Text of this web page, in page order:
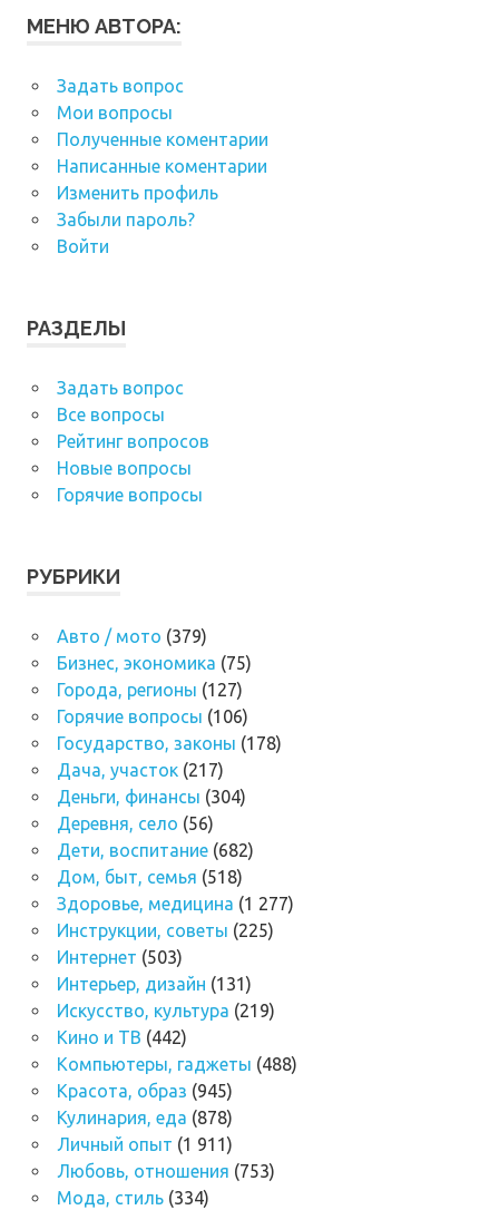
МЕНЮ АВТОРА:
Задать вопрос
Мои вопросы
Полученные коментарии
Написанные коментарии
Изменить профиль
Забыли пароль?
Войти
РАЗДЕЛЫ
Задать вопрос
Все вопросы
Рейтинг вопросов
Новые вопросы
Горячие вопросы
РУБРИКИ
Авто / мото (379)
Бизнес, экономика (75)
Города, регионы (127)
Горячие вопросы (106)
Государство, законы (178)
Дача, участок(217)
Деньги, финансы (304)
Деревня, село (56)
Дети, воспитание(682)
Дом, быт, семья (518)
Здоровье, медицина (1 277)
Инструкции, советы (225)
Интернет (503)
Интерьер, дизайн (131)
Искусство, культура (219)
Кино и ТВ (442)
Компьютеры, гаджеты (488)
Красота, образ (945)
Кулинария, еда (878)
Личный опыт (1 911)
Любовь, отношения (753)
Мода, стиль(334)